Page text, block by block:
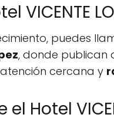
puedes
, donde publican
cercana y
Hotel